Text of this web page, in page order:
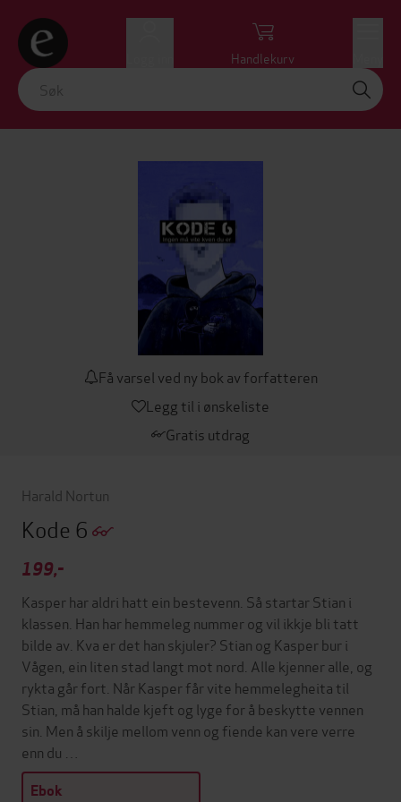
Handlekurv
Få varsel ved ny bok av forfatteren
Legg til i ønskeliste
Gratis utdrag
Harald Nortun
Kode 6
199,-
Kasper har aldri hatt ein bestevenn. Så startar Stian i
klassen. Han har hemmeleg nummer og vil ikkje bli tatt
bilde av. Kva er det han skjuler? Stian og Kasper bur i
Vågen, ein liten stad langt mot nord. Alle kjenner alle, og
rykta går fort. Når Kasper får vite hemmelegheita til
Stian, må han halde kjeft og lyge for å beskytte vennen
sin. Men å skilje mellom venn og fiende kan vere verre
enn du …
Ebok